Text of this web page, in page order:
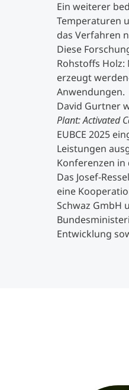
Ein weiterer
Temperaturen
das Verfahren
Diese
Rohstoffs
erzeugt
Anwendungen.
David Gurtner
Plant: Activated
EUBCE 2025
Leistungen
Konferenzen in
Das Josef-
eine
Schwaz GmbH
Entwicklung